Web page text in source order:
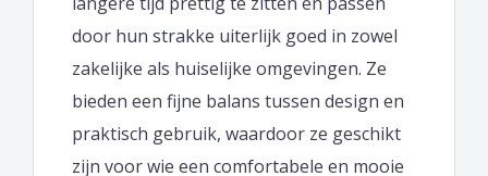
door hun strakke uiterlijk goed in zowel
zakelijke als huiselijke omgevingen. Ze
bieden een fijne balans tussen design en
praktisch gebruik, waardoor ze geschikt
zijn voor wie een comfortabele en mooie